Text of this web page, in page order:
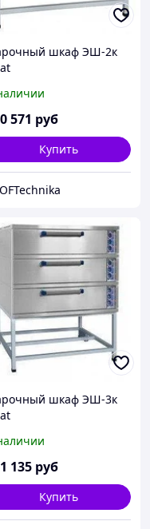
шкаф ЭШ-2к
571 руб
Купить
шкаф ЭШ-3к
135 руб
Купить